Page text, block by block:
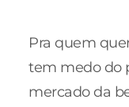
Pra quem
tem medo do
mercado da